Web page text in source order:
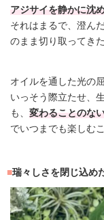
アジサイを静かに沈
それはまるで、澄ん
のまま切り取ってき
オイルを通した光の
いっそう際立たせ、
も、変わることのな
でいつまでも楽しむ
瑞々しさを閉じ込め